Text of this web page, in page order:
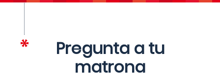
Pregunta a tu
matrona